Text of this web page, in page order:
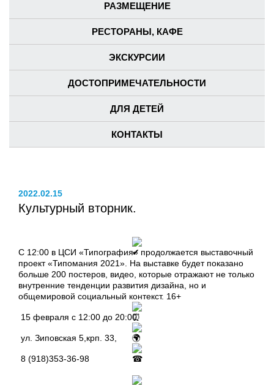
РАЗМЕЩЕНИЕ
РЕСТОРАНЫ, КАФЕ
ЭКСКУРСИИ
ДОСТОПРИМЕЧАТЕЛЬНОСТИ
ДЛЯ ДЕТЕЙ
КОНТАКТЫ
2022.02.15
Культурный вторник.
С 12:00 в ЦСИ «Типография» продолжается выставочный
проект «Типомания 2021». На выставке будет показано
больше 200 постеров, видео, которые отражают не только
внутренние тенденции развития дизайна, но и
общемировой социальный контекст. 16+
15 февраля с 12:00 до 20:00
ул. Зиповская 5,крп. 33,
8 (918)353-36-98